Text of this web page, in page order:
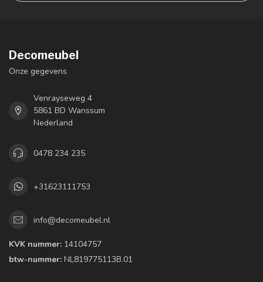
Decomeubel
Onze gegevens
Venrayseweg 4
5861 BD Wanssum
Nederland
0478 234 235
+31623111753
info@decomeubel.nl
KVK nummer: 14104757
btw-nummer: NL819775113B.01